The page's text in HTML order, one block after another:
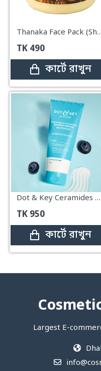
Thanaka Face Pack (Shwe
TK 490
কার্টে রাখুন
Dot & Key Ceramides & Hyaluronic Skin Barrier Repair+ Face Cream – pH 5.5 100g
TK 950
কার্টে রাখুন
Largest E-